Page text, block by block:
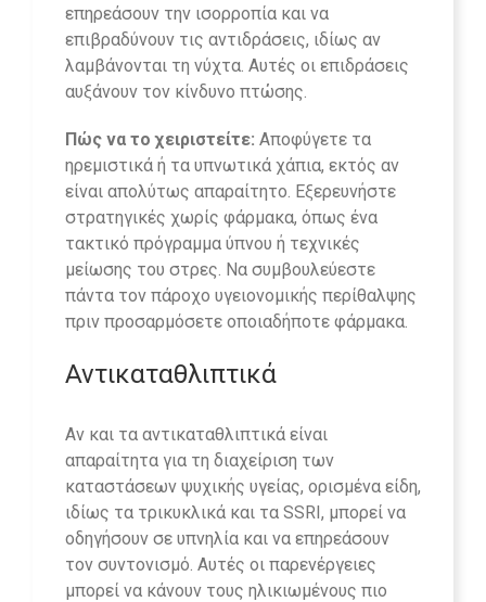
επηρεάσουν την ισορροπία και να
επιβραδύνουν τις αντιδράσεις, ιδίως αν
λαμβάνονται τη νύχτα. Αυτές οι επιδράσεις
αυξάνουν τον κίνδυνο πτώσης.
Πώς να το χειριστείτε: Αποφύγετε τα
ηρεμιστικά ή τα υπνωτικά χάπια, εκτός αν
είναι απολύτως απαραίτητο. Εξερευνήστε
στρατηγικές χωρίς φάρμακα, όπως ένα
τακτικό πρόγραμμα ύπνου ή τεχνικές
μείωσης του στρες. Να συμβουλεύεστε
πάντα τον πάροχο υγειονομικής περίθαλψης
πριν προσαρμόσετε οποιαδήποτε φάρμακα.
Αντικαταθλιπτικά
Αν και τα αντικαταθλιπτικά είναι
απαραίτητα για τη διαχείριση των
καταστάσεων ψυχικής υγείας, ορισμένα είδη,
ιδίως τα τρικυκλικά και τα SSRI, μπορεί να
οδηγήσουν σε υπνηλία και να επηρεάσουν
τον συντονισμό. Αυτές οι παρενέργειες
μπορεί να κάνουν τους ηλικιωμένους πιο